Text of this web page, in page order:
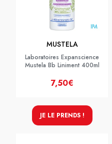
MUSTELA
Laboratoires Expanscience
Mustela Bb Liniment 400ml
7,50€
JE LE PRENDS !